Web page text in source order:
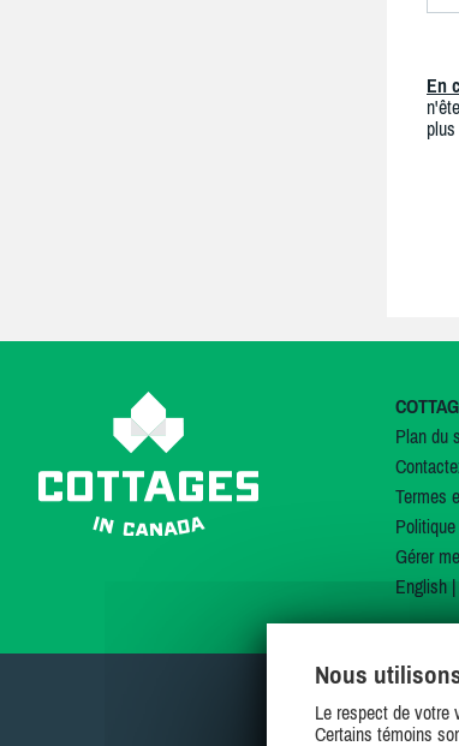
En
Plan du
Termes
Gérer
English|
Nous
Le respect de votre
Certains témoins